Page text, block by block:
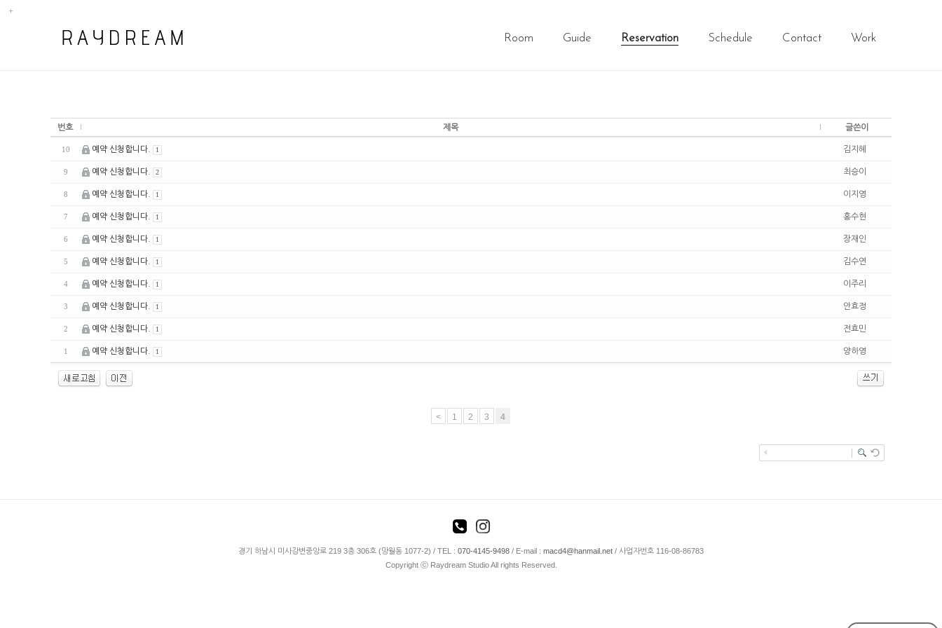
Room Guide Reservation Schedule Contact Work
번호 제목 글쓴이
10 예약 신청합니다. 1 김지혜
9 예약 신청합니다. 2 최승이
8 예약 신청합니다. 1 이지영
7 예약 신청합니다. 1 홍수현
6 예약 신청합니다. 1 장재인
5 예약 신청합니다. 1 김수연
4 예약 신청합니다. 1 이주리
3 예약 신청합니다. 1 안효정
2 예약 신청합니다. 1 전효민
1 예약 신청합니다. 1 양하영
< 1 2 3 4
경기 하남시 미사강변중앙로 219 3층 306호 (망월동 1077-2) / TEL : 070-4145-9498 / E-mail : macd4@hanmail.net / 사업자번호 116-08-86783
Copyright ⓒ Raydream Studio All rights Reserved.